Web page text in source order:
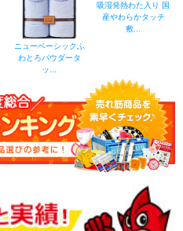
ニューベーシックふ
わとろパウダータ
ッ...
吸湿発熱わた入り 国
産やわらかタッチ
敷...